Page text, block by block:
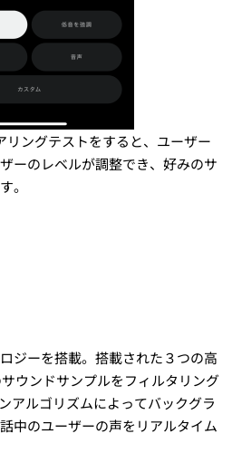
ングテストをすると、ユーザー
ーのレベルが調整でき、好みのサ
。
ジーを搭載。搭載された３つの高
ウンドサンプルをフィルタリング
アルゴリズムによってバックグラ
中のユーザーの声をリアルタイム